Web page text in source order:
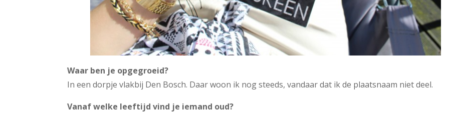
Waar ben je opgegroeid?
In een dorpje vlakbij Den Bosch. Daar woon ik nog steeds, vandaar dat ik de plaatsnaam niet deel.
Vanaf welke leeftijd vind je iemand oud?